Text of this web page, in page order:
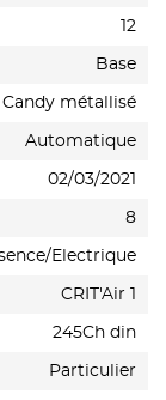
12
Base
Candy métallisé
Automatique
02/03/2021
8
Electrique
CRIT'Air 1
245Ch din
Particulier